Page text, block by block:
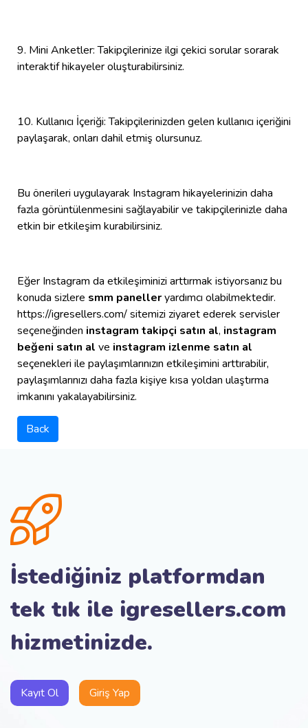
9. Mini Anketler: Takipçilerinize ilgi çekici sorular sorarak
interaktif hikayeler oluşturabilirsiniz.
10. Kullanıcı İçeriği: Takipçilerinizden gelen kullanıcı içeriğini
paylaşarak, onları dahil etmiş olursunuz.
Bu önerileri uygulayarak Instagram hikayelerinizin daha
fazla görüntülenmesini sağlayabilir ve takipçilerinizle daha
etkin bir etkileşim kurabilirsiniz.
Eğer Instagram da etkileşiminizi arttırmak istiyorsanız bu
konuda sizlere smm panelleryardımcı olabilmektedir.
https://igresellers.com/ sitemizi ziyaret ederek servisler
seçeneğinden instagram takipçi satın al, instagram
beğeni satın al ve instagram izlenme satın al
seçenekleri ile paylaşımlarınızın etkileşimini arttırabilir,
paylaşımlarınızı daha fazla kişiye kısa yoldan ulaştırma
imkanını yakalayabilirsiniz.
Back
İstediğiniz platformdan
tek tık ile igresellers.com
hizmetinizde.
Kayıt Ol Giriş Yap